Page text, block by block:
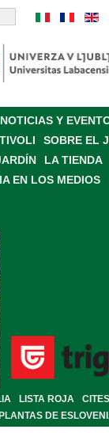
NOTICIAS Y
SOBRE EL
LA TIENDA
EN LOS MEDIOS
LISTA ROJA
CITES
PLANTAS DE